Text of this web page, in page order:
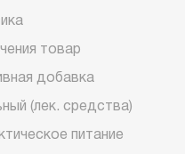
товар
добавка
(лек. средства)
питание